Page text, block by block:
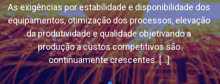
As exigências por estabilidade e disponibilidade dos
equipamentos, otimização dos processos, elevação
da produtividade e qualidade objetivando a
produção a custos competitivos são
continuamente crescentes.[...]
Tips & Tricks for Wordpress
Como o LIMS pode auxiliar uma empresa de
siderurgia
Reforma das máquinas de sínter trouxe
estabilidade para empresa
Maximizando a eficiência na Industria de